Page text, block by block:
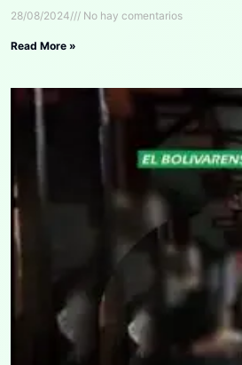
28/08/2024 No hay comentarios
Read More »